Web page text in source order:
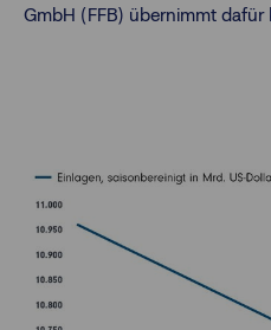
GmbH (FFB) übernimmt dafür